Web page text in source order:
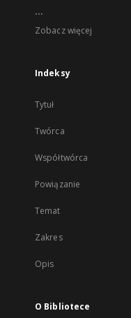
...
Zobacz więcej
Indeksy
Tytuł
Twórca
Współtwórca
Powiązanie
Temat
Zakres
Opis
O Bibliotece